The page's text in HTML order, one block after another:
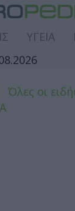
ΥΓΕΙΑ
Όλες οι